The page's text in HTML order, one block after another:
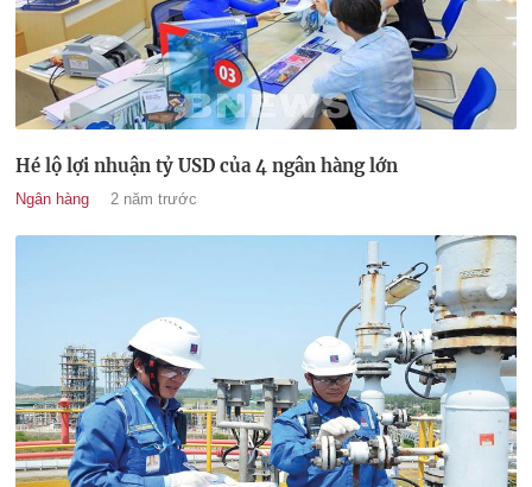
Hé lộ lợi nhuận tỷ USD của 4 ngân hàng lớn
Ngân hàng 2 năm trước